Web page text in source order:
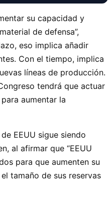
su capacidad y
de defensa”,
eso implica añadir
Con el tiempo, implica
líneas de producción.
tendrá que actuar
aumentar la
EEUU sigue siendo
al afirmar que “EEUU
para que aumenten su
tamaño de sus reservas